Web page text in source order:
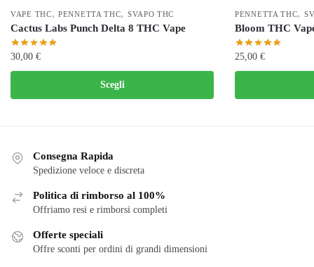
VAPE THC,PENNETTA THC, SVAPO THC
Cactus Labs Punch Delta 8 THC Vape
30,00 €
Scegli
prodotto
Le
possono
essere
scelte
PENNETTA THC,
Bloom THC
25,00 €
prodotto
Consegna Rapida
Spedizione veloce e discreta
Politica di rimborso al 100%
Offriamo resi e rimborsi completi
Offerte speciali
Offre sconti per ordini di grandi dimensioni